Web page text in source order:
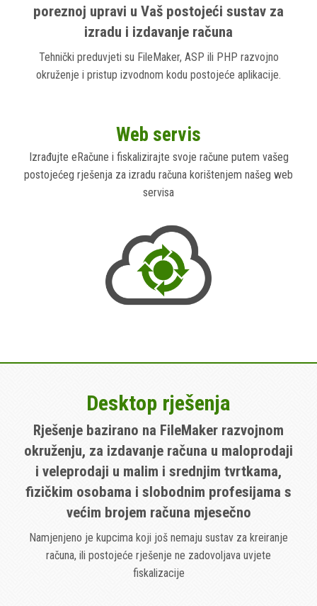
poreznoj upravi u Vaš postojeći sustav za
izradu i izdavanje računa
Tehnički preduvjeti su FileMaker, ASP ili PHP razvojno
okruženje i pristup izvodnom kodu postojeće aplikacije.
Web servis
Izrađujte eRačune i fiskalizirajte svoje račune putem vašeg
postojećeg rješenja za izradu računa korištenjem našeg web
servisa
Desktop rješenja
Rješenje bazirano na FileMaker razvojnom
okruženju, za izdavanje računa u maloprodaji
i veleprodaji u malim i srednjim tvrtkama,
fizičkim osobama i slobodnim profesijama s
većim brojem računa mjesečno
Namjenjeno je kupcima koji još nemaju sustav za kreiranje
računa, ili postojeće rješenje ne zadovoljava uvjete
fiskalizacije